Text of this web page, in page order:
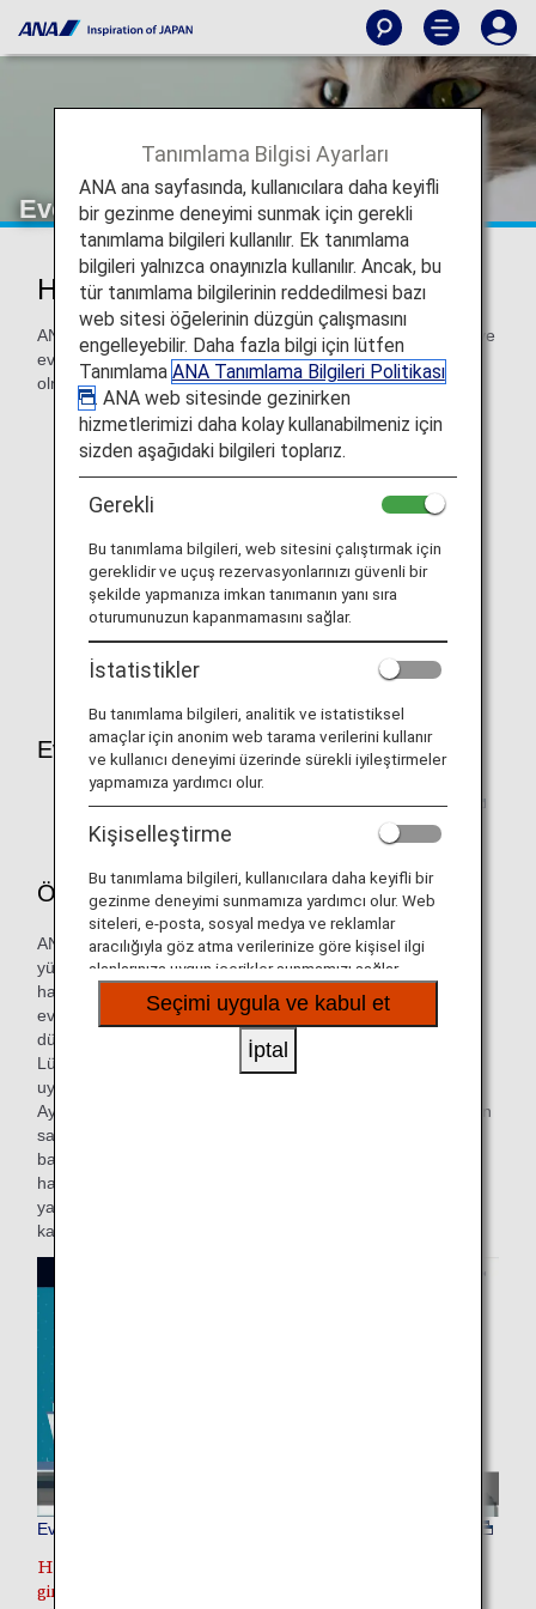
Evcil Hayvanlarla Seyahat
Hayvanlarla Seyahat Eden Yolcular
ANA, evcil hayvanınızın ailenizin bir parçası olduğunu bilir ve
evcil hayvanınızla birlikte seyahat ederken size yardımcı
olmaktan memnuniyet duyar.
Bir evcil hayvanın kargo olarak nakliyesinde işlemler
farklılık gösterir.
bölümüne bakın.
Köpekleri Olan Müşteriler bölümüne bakın.
Yalnızca ANA tarafından gerçekleştirilen uçuşlar için
geçerlidir.Ortak Uçuşlariçin lütfen ilgili hava yolu
Evcil Hayvanı Olan Müşteriler için Destek
Önemli Uyarı
ANA, evcil hayvanınızın rahatça seyahat edebilmesi için en
yüksek özeni gösterecektir. Ancak uçaktaki koşullar, evcil
hayvanınızın gündelik ortamından çok farklıdır. Bu durum
evcil hayvanınızın sağlığını etkileyerek hayvanın zayıf
düşmesine, yaralanmasına veya ölmesine sebep olabilir.
Lütfen önlemleri okuyun ve evcil hayvanınızın taşımaya
uygun olup olmadığı konusunu dikkatle gözden geçirin.
Ayrıca ANA, bir evcil hayvanın taşınması sırasında hayvanın
sağlığı, fiziksel kondisyonu vb. (bu kapsamda atmosfer
basıncı, sıcaklık, nemlilik, gürültü), gibi durumlardan ve
hayvanın kendi doğasından kaynaklanan ölüm veya
yaralanma hallerinden ya da taşınma sırasında kullanılan
kafesteki herhangi bir kusurdan mesul olmayacaktır.
Evcil hayvan taşıma ortamı
Her ülkenin/bölgenin, canlı hayvanların ülkeye
girişini/ülkeden çıkışını düzenleyen kendi
Tanımlama Bilgisi Ayarları
ANA ana sayfasında, kullanıcılara daha keyifli
bir gezinme deneyimi sunmak için gerekli
tanımlama bilgileri kullanılır. Ek tanımlama
bilgileri yalnızca onayınızla kullanılır. Ancak, bu
tür tanımlama bilgilerinin reddedilmesi bazı
web sitesi öğelerinin düzgün çalışmasını
engelleyebilir. Daha fazla bilgi için lütfen
Tanımlama ANA Tanımlama Bilgileri Politikası
. ANA web sitesinde gezinirken
hizmetlerimizi daha kolay kullanabilmeniz için
sizden aşağıdaki bilgileri toplarız.
Gerekli
Bu tanımlama bilgileri, web sitesini çalıştırmak için
gereklidir ve uçuş rezervasyonlarınızı güvenli bir
şekilde yapmanıza imkan tanımanın yanı sıra
oturumunuzun kapanmamasını sağlar.
İstatistikler
Bu tanımlama bilgileri, analitik ve istatistiksel
amaçlar için anonim web tarama verilerini kullanır
ve kullanıcı deneyimi üzerinde sürekli iyileştirmeler
yapmamıza yardımcı olur.
Kişiselleştirme
Bu tanımlama bilgileri, kullanıcılara daha keyifli bir
gezinme deneyimi sunmamıza yardımcı olur. Web
siteleri, e-posta, sosyal medya ve reklamlar
aracılığıyla göz atma verilerinize göre kişisel ilgi
alanlarınıza uygun içerikler sunmamızı sağlar.
Seçimi uygula ve kabul et
İptal